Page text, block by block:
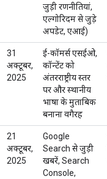
जुड़ी रणनीतियां,
एल्गोरिदम से जुड़े
अपडेट, एआई)
31
अक्टूबर,
2025
ई-कॉमर्स एसईओ,
कॉन्टेंट को
अंतरराष्ट्रीय स्तर
पर और स्थानीय
भाषा के मुताबिक
बनाना वगैरह
21
अक्टूबर,
2025
Google
Search से जुड़ी
खबरें, Search
Console,